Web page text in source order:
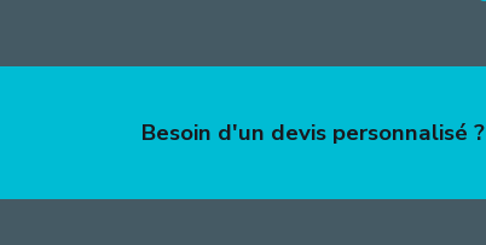
Besoin d'un devis personnalisé ?